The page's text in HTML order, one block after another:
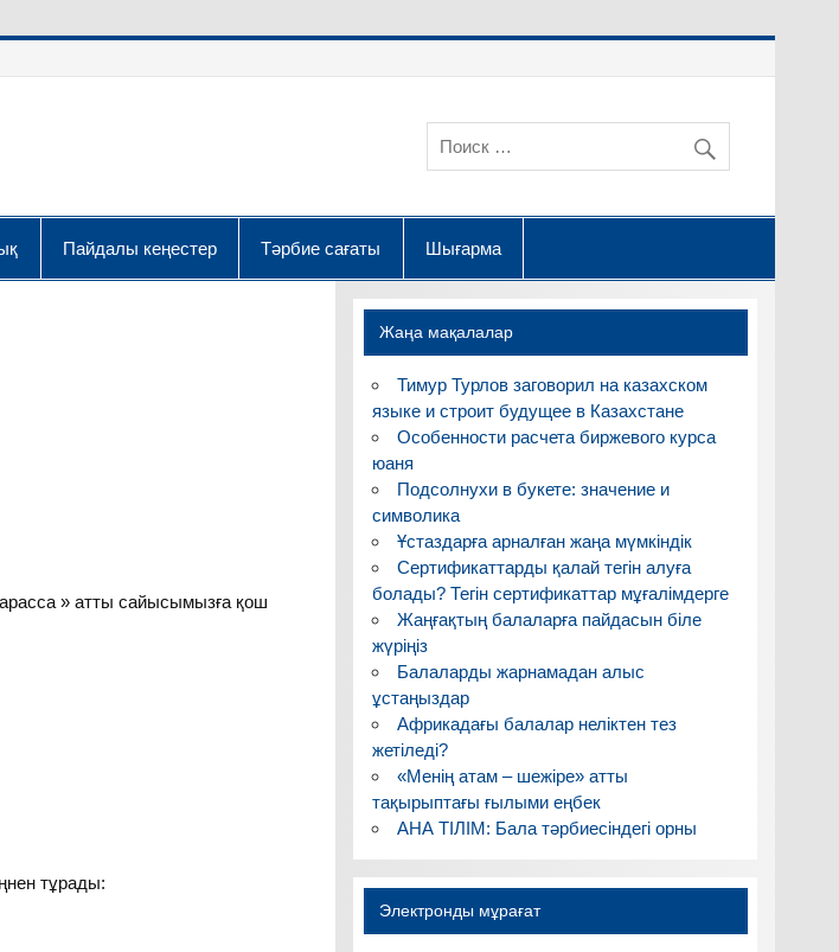
Пайдалы кеңестер Тәрбие сағаты Шығарма
» атты сайысымызға қош
тұрады:
Жаңа мақалалар
Тимур Турлов заговорил на казахском
языке и строит будущее в Казахстане
Особенности расчета биржевого курса
юаня
Подсолнухи в букете: значение и
символика
Ұстаздарға арналған жаңа мүмкіндік
Сертификаттарды қалай тегін алуға
болады? Тегін сертификаттар мұғалімдерге
Жаңғақтың балаларға пайдасын біле
жүріңіз
Балаларды жарнамадан алыс
ұстаңыздар
Африкадағы балалар неліктен тез
жетіледі?
«Менің атам – шежіре» атты
тақырыптағы ғылыми еңбек
АНА ТІЛІМ: Бала тәрбиесіндегі орны
Электронды мұрағат